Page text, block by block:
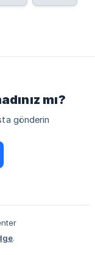
mı?
gönderin
.